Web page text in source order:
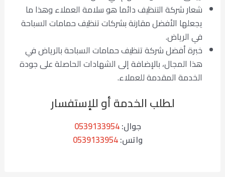
شعار شركة التنظيف دائما هو سلامة العملاء وهذا ما
يجعلها الأفضل مقارنة بشركات تنظيف حمامات السباحة
في الرياض.
خبرة أفضل شركة تنظيف حمامات السباحة بالرياض في
هذا المجال، بالإضافة إلى الشهادات الحاصلة على جودة
الخدمة المقدمة للعملاء.
لطلب الخدمة أو للإستفسار
جوال:0539133954
واتس:0539133954